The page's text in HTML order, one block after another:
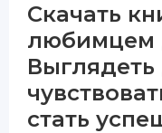
Скачать
любимцем
Выглядеть
стать